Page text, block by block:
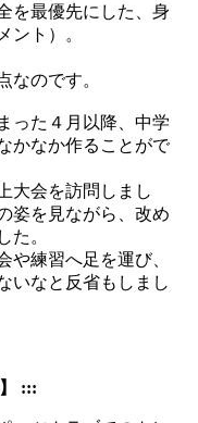
を最優先にした、身
ント）。
なのです。
った４月以降、中学
かなか作ることがで
大会を訪問しまし
姿を見ながら、改め
た。
や練習へ足を運び、
いなと反省もしまし
:::